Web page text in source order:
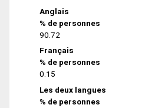
Anglais
% de personnes
90.72
Français
% de personnes
0.15
Les deux langues
% de personnes